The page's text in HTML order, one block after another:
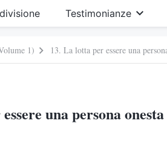
Testimonianze
1) 13. La lotta per essere una
una persona onesta